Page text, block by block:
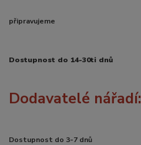
připravujeme
Dostupnost do 14-30ti dnů
Dodavatelé nářadí:
Dostupnost do 3-7 dnů